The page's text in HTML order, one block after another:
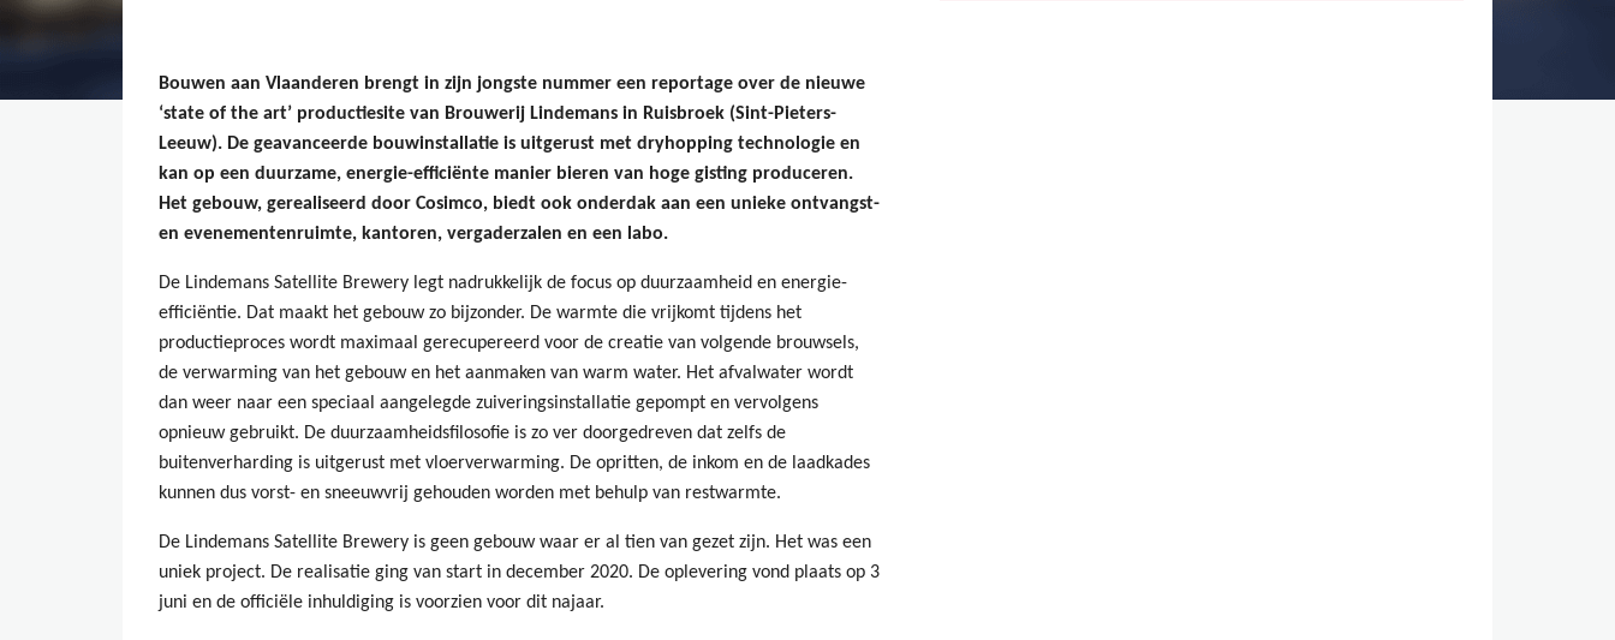
Bouwen aan Vlaanderen brengt in zijn jongste nummer een reportage over de nieuwe
‘state of the art’ productiesite van Brouwerij Lindemans in Ruisbroek (Sint-Pieters-
Leeuw). De geavanceerde bouwinstallatie is uitgerust met dryhopping technologie en
kan op een duurzame, energie-efficiënte manier bieren van hoge gisting produceren.
Het gebouw, gerealiseerd door Cosimco, biedt ook onderdak aan een unieke ontvangst-
en evenementenruimte, kantoren, vergaderzalen en een labo.
De Lindemans Satellite Brewery legt nadrukkelijk de focus op duurzaamheid en energie-
efficiëntie. Dat maakt het gebouw zo bijzonder. De warmte die vrijkomt tijdens het
productieproces wordt maximaal gerecupereerd voor de creatie van volgende brouwsels,
de verwarming van het gebouw en het aanmaken van warm water. Het afvalwater wordt
dan weer naar een speciaal aangelegde zuiveringsinstallatie gepompt en vervolgens
opnieuw gebruikt. De duurzaamheidsfilosofie is zo ver doorgedreven dat zelfs de
buitenverharding is uitgerust met vloerverwarming. De opritten, de inkom en de laadkades
kunnen dus vorst- en sneeuwvrij gehouden worden met behulp van restwarmte.
De Lindemans Satellite Brewery is geen gebouw waar er al tien van gezet zijn. Het was een
uniek project. De realisatie ging van start in december 2020. De oplevering vond plaats op 3
juni en de officiële inhuldiging is voorzien voor dit najaar.